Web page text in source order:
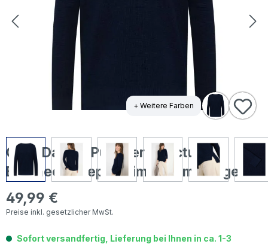
+ Weitere Farben
Cecil Damen Pullover Structured
Boatneck deep denim blue melange
Regulärer Preis:
49,99 €
Preise inkl. gesetzlicher MwSt.
Sofort versandfertig, Lieferung bei Ihnen in ca. 1-3